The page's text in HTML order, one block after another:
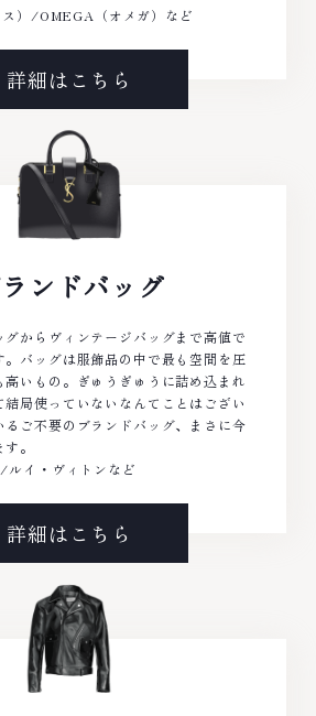
）/OMEGA（オメガ）など
詳細はこちら
ンドバッグ
からヴィンテージバッグまで高値で
バッグは服飾品の中で最も空間を圧
いもの。ぎゅうぎゅうに詰め込まれ
局使っていないなんてことはござい
るご不要のブランドバッグ、まさに今
。
イ・ヴィトンなど
詳細はこちら